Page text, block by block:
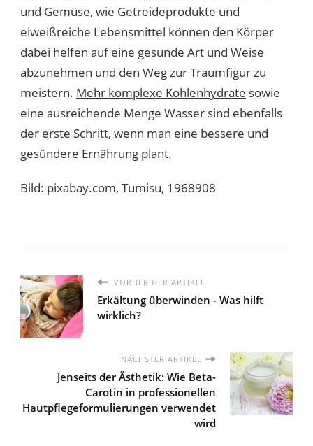
und Gemüse, wie Getreideprodukte und
eiweißreiche Lebensmittel können den Körper
dabei helfen auf eine gesunde Art und Weise
abzunehmen und den Weg zur Traumfigur zu
meistern. Mehr komplexe Kohlenhydrate sowie
eine ausreichende Menge Wasser sind ebenfalls
der erste Schritt, wenn man eine bessere und
gesündere Ernährung plant.
Bild: pixabay.com, Tumisu, 1968908
VORHERIGER ARTIKEL
Erkältung überwinden - Was hilft
wirklich?
NÄCHSTER ARTIKEL
Jenseits der Ästhetik: Wie Beta-
Carotin in professionellen
Hautpflegeformulierungen verwendet
wird